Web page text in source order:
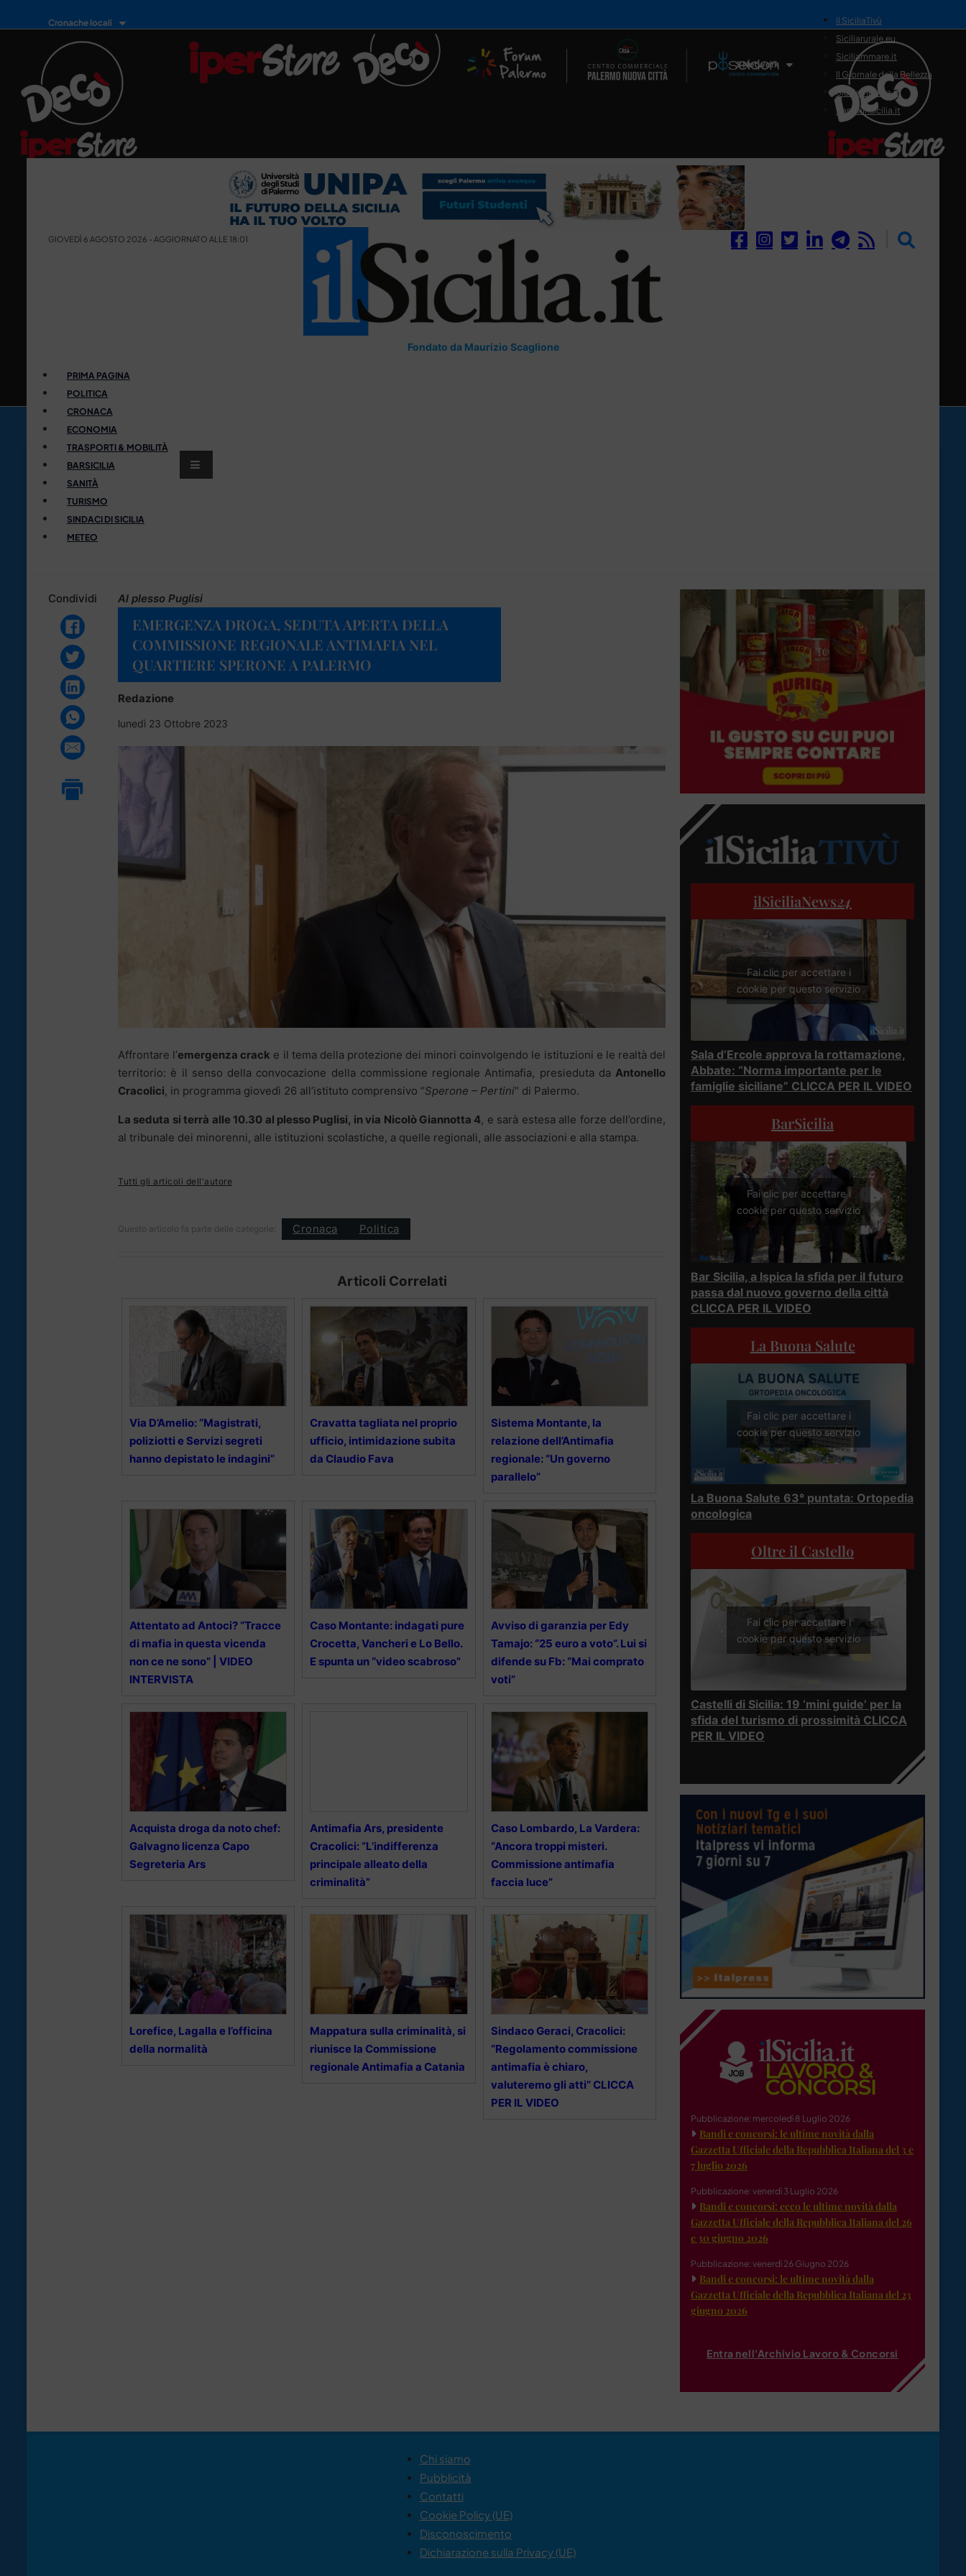
Cronache locali
Il Network
il SiciliaTivù
Siciliarurale.eu
Siciliammare.it
Il Giornale della Bellezza
Siciliamedica.it
Sanitainsicilia.it
GIOVEDÌ 6 AGOSTO 2026 - AGGIORNATO ALLE 18:01
Fondato da Maurizio Scaglione
PRIMA PAGINA
POLITICA
CRONACA
ECONOMIA
TRASPORTI & MOBILITÀ
BARSICILIA
SANITÀ
TURISMO
SINDACI DI SICILIA
METEO
Condividi Al plesso Puglisi
EMERGENZA DROGA, SEDUTA APERTA DELLA
COMMISSIONE REGIONALE ANTIMAFIA NEL
QUARTIERE SPERONE A PALERMO
Redazione
lunedì 23 Ottobre 2023
Affrontare l’emergenza crack e il tema della protezione dei minori coinvolgendo le istituzioni e le realtà del
territorio: è il senso della convocazione della commissione regionale Antimafia, presieduta da Antonello
Cracolici, in programma giovedì 26 all’istituto comprensivo “Sperone – Pertini” di Palermo.
La seduta si terrà alle 10.30 al plesso Puglisi, in via Nicolò Giannotta 4, e sarà estesa alle forze dell’ordine,
al tribunale dei minorenni, alle istituzioni scolastiche, a quelle regionali, alle associazioni e alla stampa.
Tutti gli articoli dell'autore
Questo articolo fa parte delle categorie: Cronaca Politica
Articoli Correlati
Via D’Amelio: “Magistrati,
poliziotti e Servizi segreti
hanno depistato le indagini”
Cravatta tagliata nel proprio
ufficio, intimidazione subita
da Claudio Fava
Sistema Montante, la
relazione dell’Antimafia
regionale: “Un governo
parallelo”
Attentato ad Antoci? “Tracce
di mafia in questa vicenda
non ce ne sono” | VIDEO
INTERVISTA
Caso Montante: indagati pure
Crocetta, Vancheri e Lo Bello.
E spunta un “video scabroso”
Avviso di garanzia per Edy
Tamajo: “25 euro a voto”. Lui si
difende su Fb: “Mai comprato
voti”
Acquista droga da noto chef:
Galvagno licenza Capo
Segreteria Ars
Antimafia Ars, presidente
Cracolici: “L’indifferenza
principale alleato della
criminalità”
Caso Lombardo, La Vardera:
“Ancora troppi misteri.
Commissione antimafia
faccia luce”
Lorefice, Lagalla e l’officina
della normalità
Mappatura sulla criminalità, si
riunisce la Commissione
regionale Antimafia a Catania
Sindaco Geraci, Cracolici:
“Regolamento commissione
antimafia è chiaro,
valuteremo gli atti” CLICCA
PER IL VIDEO
ilSiciliaNews24
Fai clic per accettare i
cookie per questo servizio
Sala d’Ercole approva la rottamazione,
Abbate: “Norma importante per le
famiglie siciliane” CLICCA PER IL VIDEO
BarSicilia
Fai clic per accettare i
cookie per questo servizio
Bar Sicilia, a Ispica la sfida per il futuro
passa dal nuovo governo della città
CLICCA PER IL VIDEO
La Buona Salute
Fai clic per accettare i
cookie per questo servizio
La Buona Salute 63° puntata: Ortopedia
oncologica
Oltre il Castello
Fai clic per accettare i
cookie per questo servizio
Castelli di Sicilia: 19 ‘mini guide’ per la
sfida del turismo di prossimità CLICCA
PER IL VIDEO
Pubblicazione: mercoledì 8 Luglio 2026
Bandi e concorsi: le ultime novità dalla
Gazzetta Ufficiale della Repubblica Italiana del 3 e
7 luglio 2026
Pubblicazione: venerdì 3 Luglio 2026
Bandi e concorsi: ecco le ultime novità dalla
Gazzetta Ufficiale della Repubblica Italiana del 26
e 30 giugno 2026
Pubblicazione: venerdì 26 Giugno 2026
Bandi e concorsi: le ultime novità dalla
Gazzetta Ufficiale della Repubblica Italiana del 23
giugno 2026
Entra nell'Archivio Lavoro & Concorsi
Chi siamo
Pubblicità
Contatti
Cookie Policy (UE)
Disconoscimento
Dichiarazione sulla Privacy (UE)